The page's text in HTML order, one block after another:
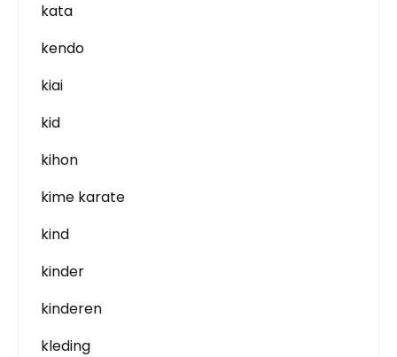
kata
kendo
kiai
kid
kihon
kime karate
kind
kinder
kinderen
kleding